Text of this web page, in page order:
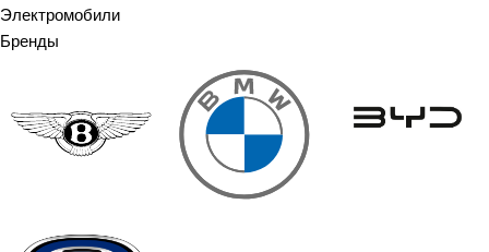
Электромобили
Бренды